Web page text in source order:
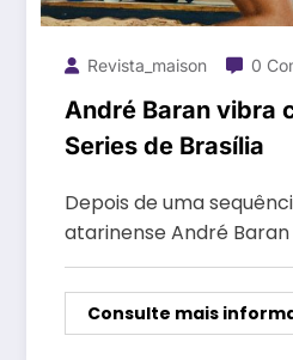
Revista_maison 0
André Baran vibra
Series de Brasília
Depois de uma
atarinense André
Consulte mais